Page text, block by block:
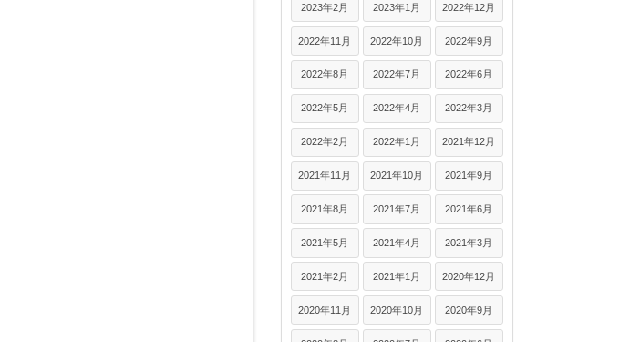
2023年2月 2023年1月 2022年12月
2022年11月 2022年10月 2022年9月
2022年8月 2022年7月 2022年6月
2022年5月 2022年4月 2022年3月
2022年2月 2022年1月 2021年12月
2021年11月 2021年10月 2021年9月
2021年8月 2021年7月 2021年6月
2021年5月 2021年4月 2021年3月
2021年2月 2021年1月 2020年12月
2020年11月 2020年10月 2020年9月